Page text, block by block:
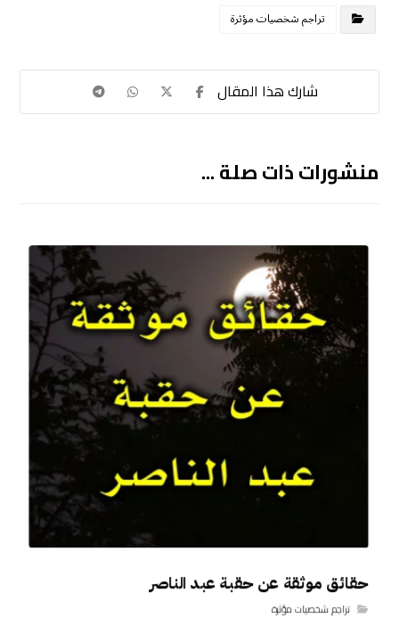
تراجم شخصيات مؤثرة
منشورات ذات صلة ...
حقائق موثقة عن حقبة عبد الناصر
تراجم شخصيات مؤثرة